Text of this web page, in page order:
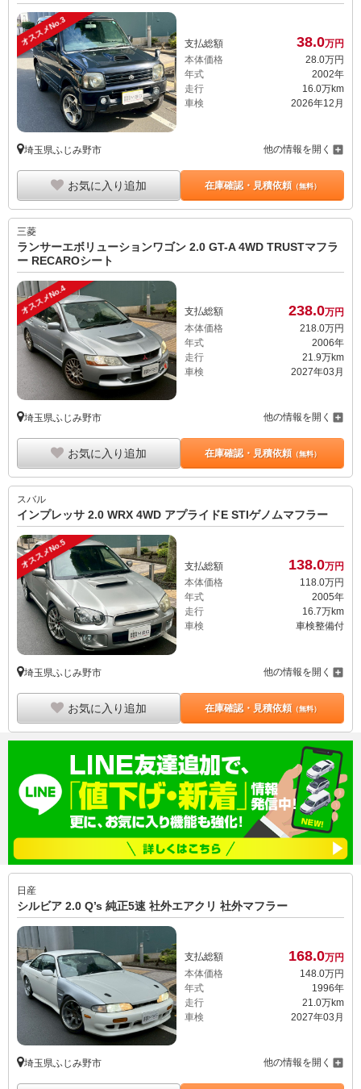
オススメNo.3 支払総額 38.0万円
本体価格
28.0万円
年式
2002年
走行
16.0万km
車検
2026年12月
埼玉県ふじみ野市 他の情報を開く
お気に入り追加 在庫確認・見積依頼（無料）
三菱
ランサーエボリューションワゴン 2.0 GT-A 4WD TRUSTマフラ
ー RECAROシート
オススメNo.4 支払総額 238.0万円
本体価格
218. 0万円
年式
2006年
走行
21.9万km
車検
2027年03月
埼玉県ふじみ野市 他の情報を開く
お気に入り追加 在庫確認・見積依頼（無料）
スバル
インプレッサ 2.0 WRX 4WD アプライドE STIゲノムマフラー
オススメNo.5 支払総額 138.0万円
本体価格
118.0万円
年式
2005年
走行
16.7万km
車検
車検整備付
埼玉県ふじみ野市 他の情報を開く
お気に入り追加 在庫確認・見積依頼（無料）
日産
シルビア 2.0 Q’s 純正5速 社外エアクリ 社外マフラー
支払総額 168.0万円
本体価格
148. 0万円
年式
1996年
走行
21.0万km
車検
2027年03月
埼玉県ふじみ野市 他の情報を開く